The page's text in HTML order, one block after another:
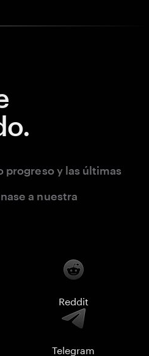
progreso y las últimas
a nuestra
Reddit
Telegram